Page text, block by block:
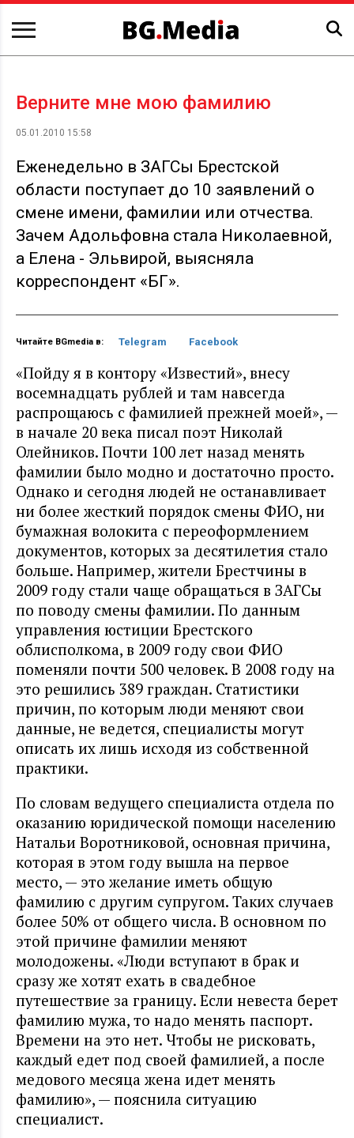
Верните мне мою фамилию
05.01.2010 15:58
Еженедельно в ЗАГСы Брестской
области поступает до 10 заявлений о
смене имени, фамилии или отчества.
Зачем Адольфовна стала Николаевной,
а Елена - Эльвирой, выясняла
корреспондент «БГ».
Читайте BGmedia в: Telegram Facebook
«Пойду я в контору «Известий», внесу
восемнадцать рублей и там навсегда
распрощаюсь с фамилией прежней моей», —
в начале 20 века писал поэт Николай
Олейников. Почти 100 лет назад менять
фамилии было модно и достаточно просто.
Однако и сегодня людей не останавливает
ни более жесткий порядок смены ФИО, ни
бумажная волокита с переоформлением
документов, которых за десятилетия стало
больше. Например, жители Брестчины в
2009 году стали чаще обращаться в ЗАГСы
по поводу смены фамилии. По данным
управления юстиции Брестского
облисполкома, в 2009 году свои ФИО
поменяли почти 500 человек. В 2008 году на
это решились 389 граждан. Статистики
причин, по которым люди меняют свои
данные, не ведется, специалисты могут
описать их лишь исходя из собственной
практики.
По словам ведущего специалиста отдела по
оказанию юридической помощи населению
Натальи Воротниковой, основная причина,
которая в этом году вышла на первое
место, — это желание иметь общую
фамилию с другим супругом. Таких случаев
более 50% от общего числа. В основном по
этой причине фамилии меняют
молодожены. «Люди вступают в брак и
сразу же хотят ехать в свадебное
путешествие за границу. Если невеста берет
фамилию мужа, то надо менять паспорт.
Времени на это нет. Чтобы не рисковать,
каждый едет под своей фамилией, а после
медового месяца жена идет менять
фамилию», — пояснила ситуацию
специалист.